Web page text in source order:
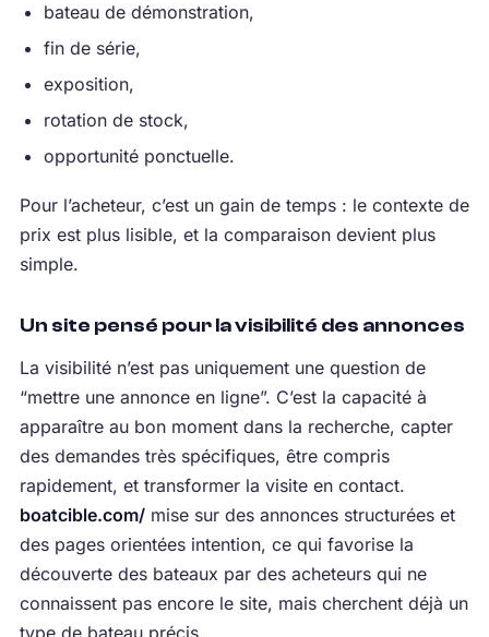
bateau de démonstration,
fin de série,
exposition,
rotation de stock,
opportunité ponctuelle.
Pour l’acheteur, c’est un gain de temps : le contexte de
prix est plus lisible, et la comparaison devient plus
simple.
Un site pensé pour la visibilité des annonces
La visibilité n’est pas uniquement une question de
“mettre une annonce en ligne”. C’est la capacité à
apparaître au bon moment dans la recherche, capter
des demandes très spécifiques, être compris
rapidement, et transformer la visite en contact.
boatcible.com/mise sur des annonces structurées et
des pages orientées intention, ce qui favorise la
découverte des bateaux par des acheteurs qui ne
connaissent pas encore le site, mais cherchent déjà un